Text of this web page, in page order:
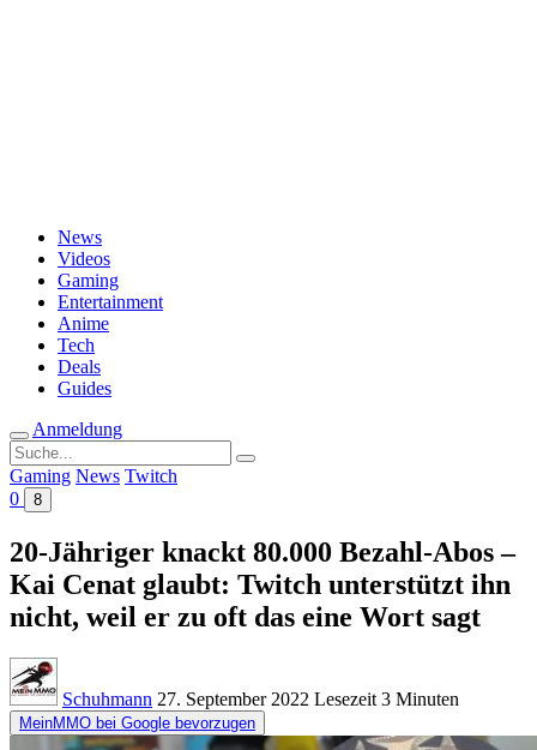
News
Videos
Gaming
Entertainment
Anime
Tech
Deals
Guides
Anmeldung
Suche
nach:
Gaming News Twitch
0
8
20-Jähriger knackt 80.000 Bezahl-Abos –
Kai Cenat glaubt: Twitch unterstützt ihn
nicht, weil er zu oft das eine Wort sagt
Schuhmann 27. September 2022 Lesezeit 3 Minuten
MeinMMO bei Google bevorzugen